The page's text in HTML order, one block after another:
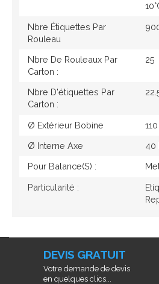
Nbre Étiquettes Par
Rouleau
Nbre De Rouleaux Par
Carton :
25
Nbre D'étiquettes Par
Carton :
Ø Extérieur Bobine
Ø Interne Axe 40
Pour Balance(s) :
Particularité :
DEVIS GRATUIT
Votre demande de devis
en quelques clics...